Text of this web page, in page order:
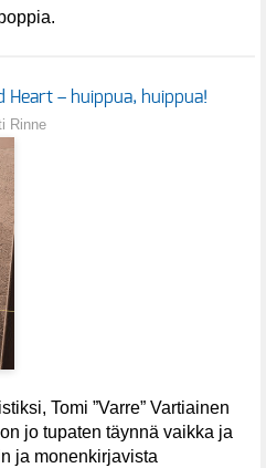
Heart – huippua, huippua!
Rinne
Tomi ”Varre” Vartiainen
jo tupaten täynnä vaikka ja
ja monenkirjavista